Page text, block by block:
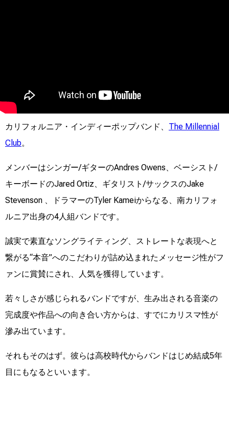
カリフォルニア・インディーポップバンド、 The Millennial
Club。
メンバーはシンガー/ギターのAndres Owens、ベーシスト/
キーボードのJared Ortiz、ギタリスト/サックスのJake
Stevenson 、ドラマーのTyler Kameiからなる、南カリフォ
ルニア出身の4人組バンドです。
誠実で素直なソングライティング、ストレートな表現へと
繋がる“本音”へのこだわりが詰め込まれたメッセージ性がフ
ァンに賞賛にされ、人気を獲得しています。
若々しさが感じられるバンドですが、生み出される音楽の
完成度や作品への向き合い方からは、すでにカリスマ性が
滲み出ています。
それもそのはず。彼らは高校時代からバンドはじめ結成5年
目にもなるといいます。